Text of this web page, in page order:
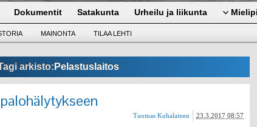
Dokumentit Satakunta Urheilu ja liikunta
MAINONTA TILAA LEHTI
arkisto: Pelastuslaitos
23.3.2017 08:57
Tuomas Kuhalainen